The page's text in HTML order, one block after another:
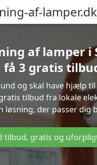
af-lamper.dk
af lamper i
få 3 gratis
og skal have hjælp
tilbud fra lokale
løsning, der passer dig
tilbud, gratis og